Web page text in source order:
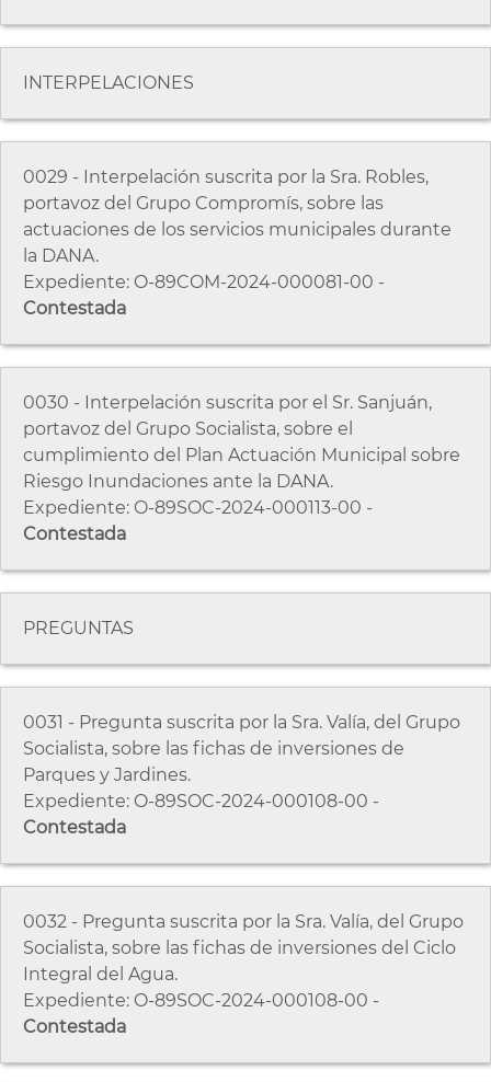
INTERPELACIONES
0029 - Interpelación suscrita por la Sra. Robles,
portavoz del Grupo Compromís, sobre las
actuaciones de los servicios municipales durante
la DANA.
Expediente: O-89COM-2024-000081-00 -
Contestada
0030 - Interpelación suscrita por el Sr. Sanjuán,
portavoz del Grupo Socialista, sobre el
cumplimiento del Plan Actuación Municipal sobre
Riesgo Inundaciones ante la DANA.
Expediente: O-89SOC-2024-000113-00 -
Contestada
PREGUNTAS
0031 - Pregunta suscrita por la Sra. Valía, del Grupo
Socialista, sobre las fichas de inversiones de
Parques y Jardines.
Expediente: O-89SOC-2024-000108-00 -
Contestada
0032 - Pregunta suscrita por la Sra. Valía, del Grupo
Socialista, sobre las fichas de inversiones del Ciclo
Integral del Agua.
Expediente: O-89SOC-2024-000108-00 -
Contestada